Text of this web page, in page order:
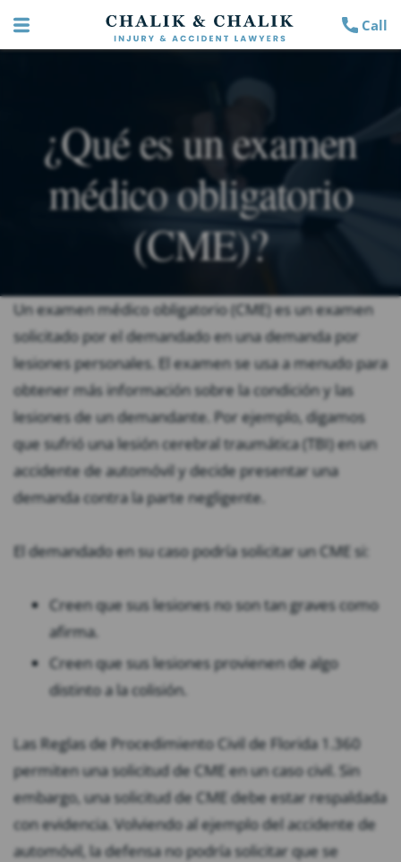
Call
¿Qué es un examen
médico obligatorio
(CME)?
Un examen médico obligatorio (CME) es un examen
solicitado por el demandado en una demanda por
lesiones personales. El examen se usa a menudo para
obtener más información sobre la condición y las
lesiones de un demandante. Por ejemplo, digamos
que sufrió una lesión cerebral traumática (TBI) en un
accidente de automóvil y decide presentar una
demanda contra la parte negligente.
El demandado en su caso podría solicitar un CME si:
Creen que sus lesiones no son tan graves como
afirma.
Creen que sus lesiones provienen de algo
distinto a la colisión.
Las Reglas de Procedimiento Civil de Florida 1.360
permiten una solicitud de CME en un caso civil. Sin
embargo, una solicitud de CME debe estar respaldada
con evidencia. Volviendo al ejemplo del accidente de
automóvil, la defensa no podría solicitar que se